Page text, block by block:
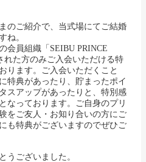
のご紹介で、当式場にてご結婚
ね。
会員組織「SEIBU PRINCE
れた方のみご入会いただける特
ります。ご入会いただくこと
特典があったり、貯まったポイ
スアップがあったりと、特別感
なっております。ご自身のプリ
をご友人・お知り合いの方にご
も特典がございますのでぜひご
うございました。